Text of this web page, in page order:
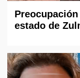
estado de